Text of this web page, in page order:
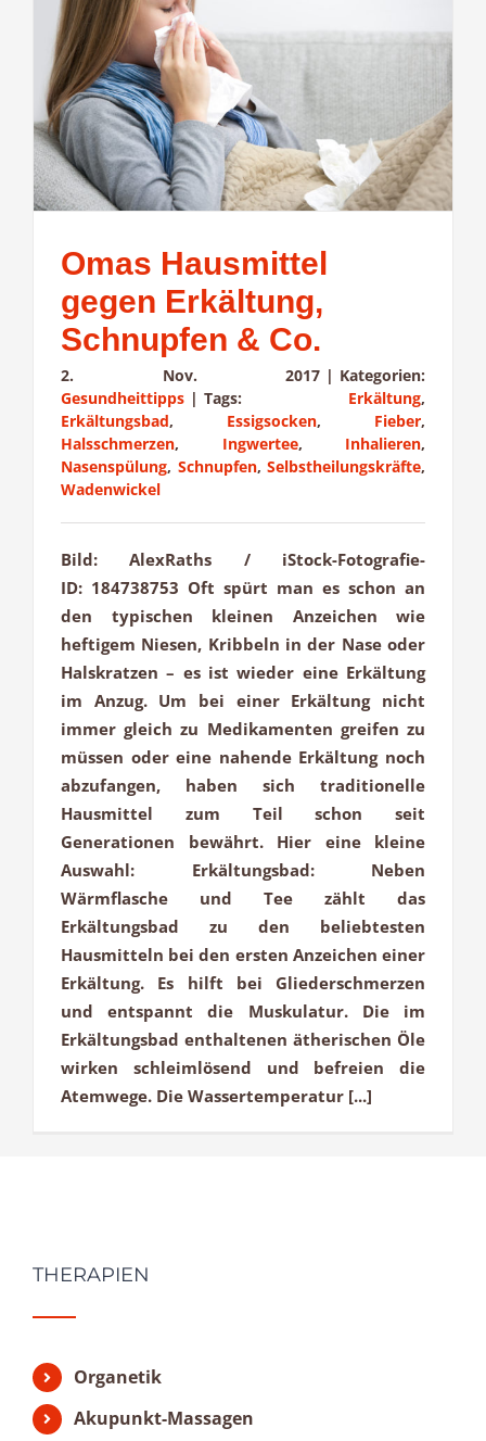
Omas Hausmittel
gegen Erkältung,
Schnupfen & Co.
2. Nov. 2017 | Kategorien:
Gesundheittipps | Tags: Erkältung,
Erkältungsbad, Essigsocken, Fieber,
Halsschmerzen, Ingwertee, Inhalieren,
Nasenspülung, Schnupfen, Selbstheilungskräfte,
Wadenwickel
Bild: AlexRaths / iStock-Fotografie-
ID: 184738753 Oft spürt man es schon an
den typischen kleinen Anzeichen wie
heftigem Niesen, Kribbeln in der Nase oder
Halskratzen – es ist wieder eine Erkältung
im Anzug. Um bei einer Erkältung nicht
immer gleich zu Medikamenten greifen zu
müssen oder eine nahende Erkältung noch
abzufangen, haben sich traditionelle
Hausmittel zum Teil schon seit
Generationen bewährt. Hier eine kleine
Auswahl: Erkältungsbad: Neben
Wärmflasche und Tee zählt das
Erkältungsbad zu den beliebtesten
Hausmitteln bei den ersten Anzeichen einer
Erkältung. Es hilft bei Gliederschmerzen
und entspannt die Muskulatur. Die im
Erkältungsbad enthaltenen ätherischen Öle
wirken schleimlösend und befreien die
Atemwege. Die Wassertemperatur [...]
THERAPIEN
Organetik
Akupunkt-Massagen